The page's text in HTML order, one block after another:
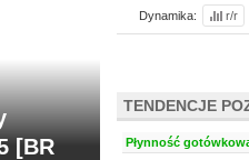
Dynamika: r/r
TENDENCJE
Płynność
[BR